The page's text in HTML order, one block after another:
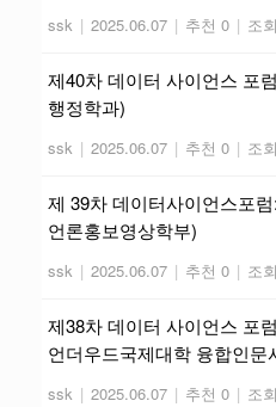
ssk | 2025.06.07 | 추천 0 | 조
제40차 데이터 사이언스 포
행정학과)
ssk | 2025.06.07 | 추천 0 | 조
제 39차 데이터사이언스포
언론홍보영상학부)
ssk | 2025.06.07 | 추천 0 | 조
제38차 데이터 사이언스 포
언더우드국제대학 융합인문
ssk | 2025.06.07 | 추천 0 | 조